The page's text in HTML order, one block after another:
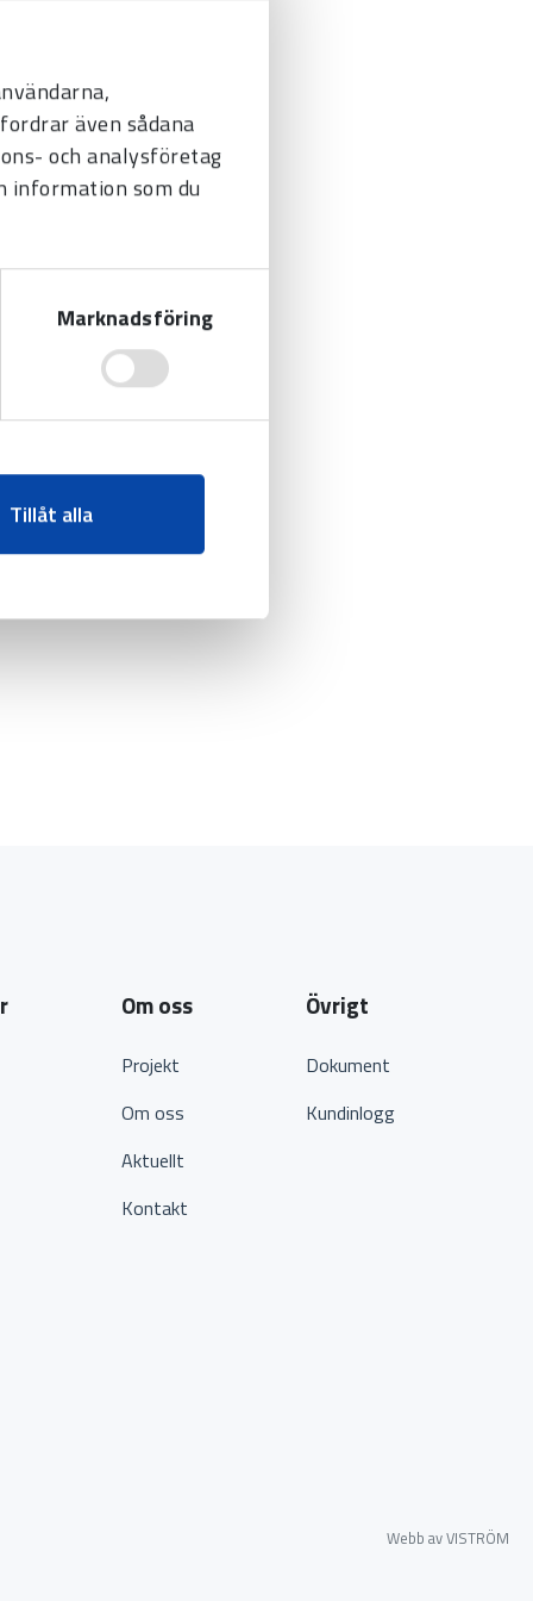
även sådana
och analysföretag
information som du
Marknadsföring
Tillåt alla
Om oss
Projekt
Om oss
Aktuellt
Kontakt
Övrigt
Dokument
Kundinlogg
Webb av VISTRÖM